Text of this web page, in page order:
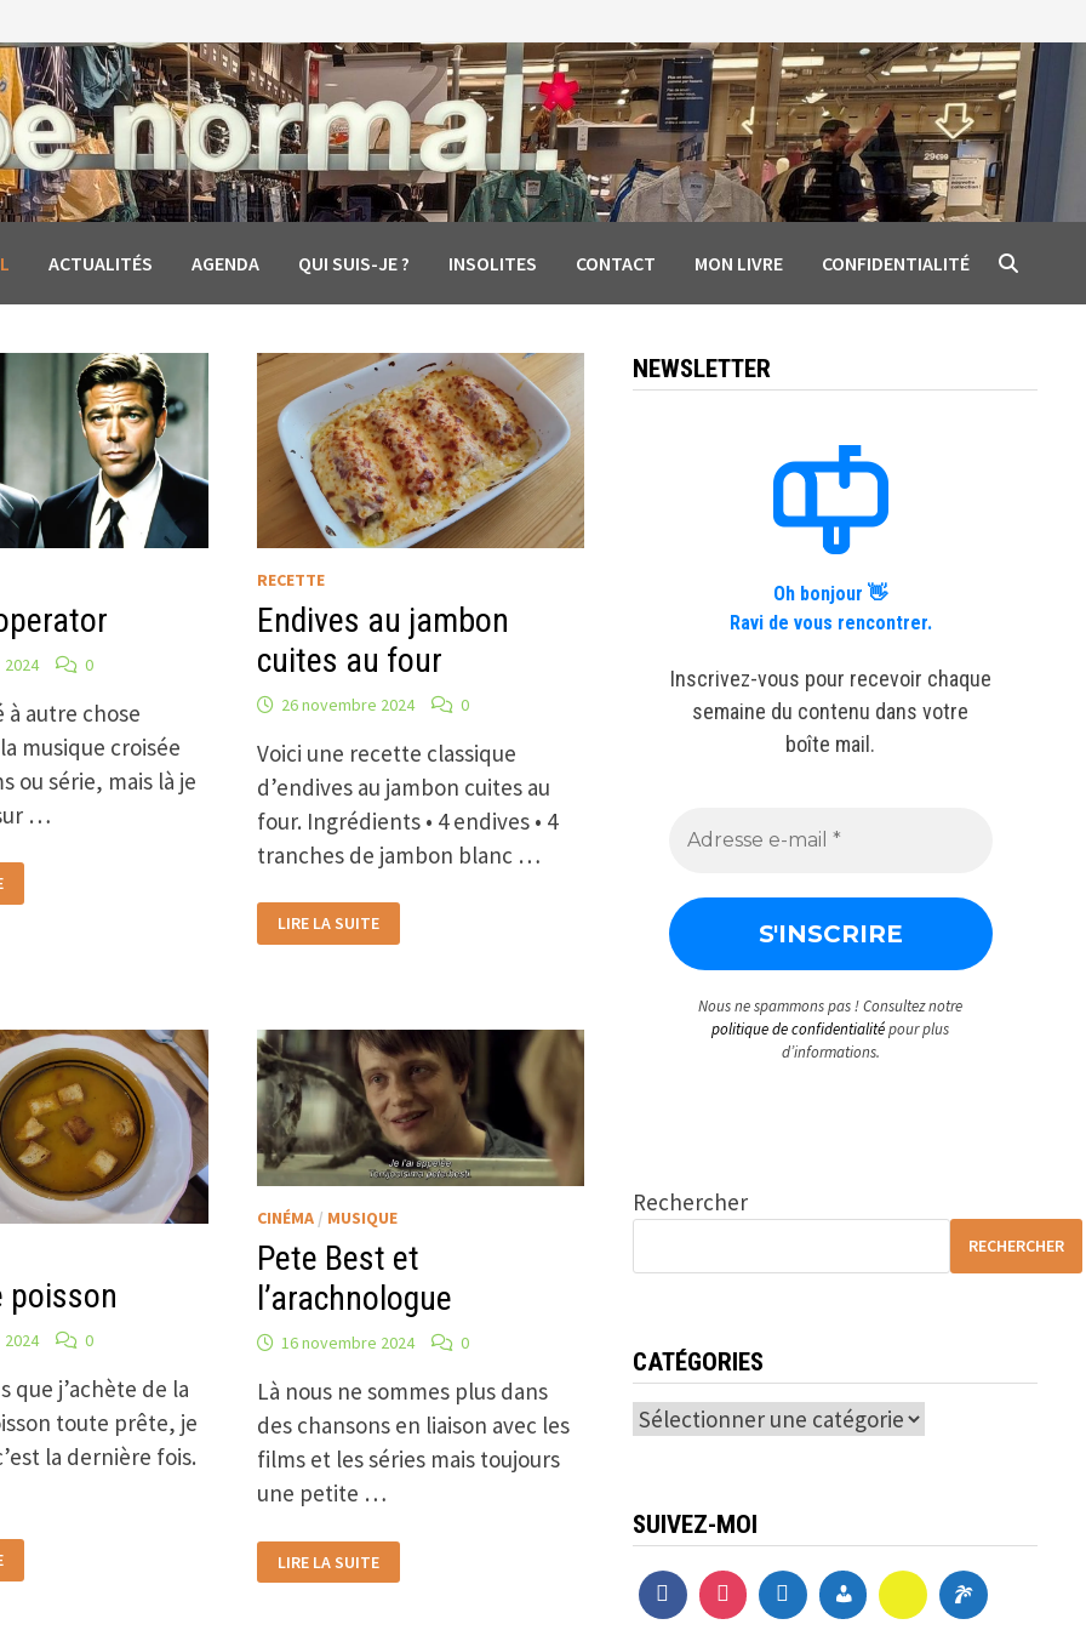
ACTUALITÉS AGENDA QUI SUIS-JE ? INSOLITES CONTACT MON LIVRE CONFIDENTIALITÉ
0
à autre chose
musique croisée
ou série, mais là je
…
RECETTE
Endives au jambon
cuites au four
26 novembre 2024 0
Voici une recette classique
d’endives au jambon cuites au
four. Ingrédients • 4 endives • 4
tranches de jambon blanc …
AU
JAMBON
LIRE LA SUITE
poisson
0
que j’achète de la
toute prête, je
la dernière fois.
CINÉMA / MUSIQUE
Pete Best et
l’arachnologue
16 novembre 2024 0
Là nous ne sommes plus dans
des chansons en liaison avec les
films et les séries mais toujours
une petite …
BEST
ET
LIRE LA SUITE
NEWSLETTER
Oh bonjour 👋
Ravi de vous rencontrer.
Inscrivez-vous pour recevoir chaque
semaine du contenu dans votre
boîte mail.
Nous ne spammons pas ! Consultez notre
politique de confidentialitépour plus
d’informations.
Rechercher
RECHERCHER
CATÉGORIES
Catégories
SUIVEZ-MOI